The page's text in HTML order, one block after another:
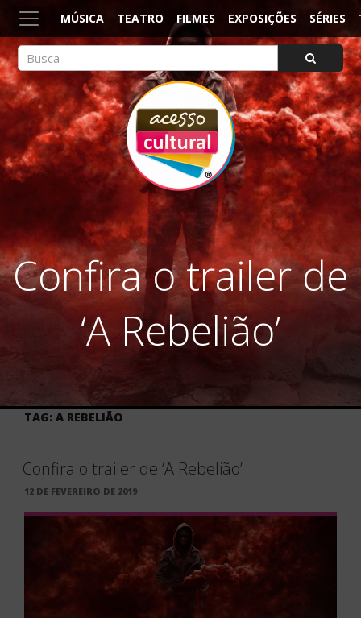
MÚSICA TEATRO FILMES EXPOSIÇÕES SÉRIES
ACESSO CULTURAL
Arte, Cultura Pop e Entretenimento
Confira o trailer de
‘A Rebelião’
TAG: A REBELIÃO
Confira o trailer de ‘A Rebelião’
PUBLICADO
12 DE FEVEREIRO DE 2019